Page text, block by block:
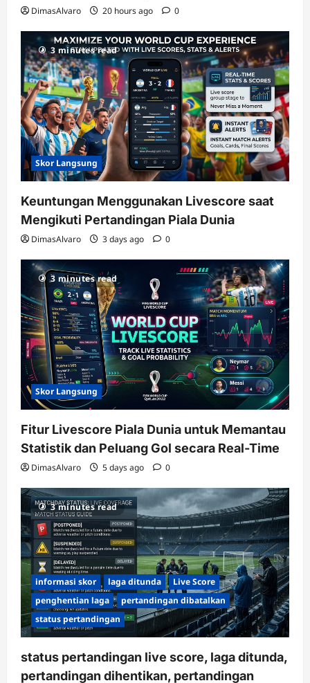
DimasAlvaro 20 hours ago 0
3 minutes read
Skor Langsung
Keuntungan Menggunakan Livescore saat
Mengikuti Pertandingan Piala Dunia
DimasAlvaro 3 days ago 0
3 minutes read
Skor Langsung
Fitur Livescore Piala Dunia untuk Memantau
Statistik dan Peluang Gol secara Real-Time
DimasAlvaro 5 days ago 0
3 minutes read
informasi skor laga ditunda
Live Score
penghentian laga
pertandingan dibatalkan
status pertandingan
status pertandingan live score, laga ditunda,
pertandingan dihentikan, pertandingan